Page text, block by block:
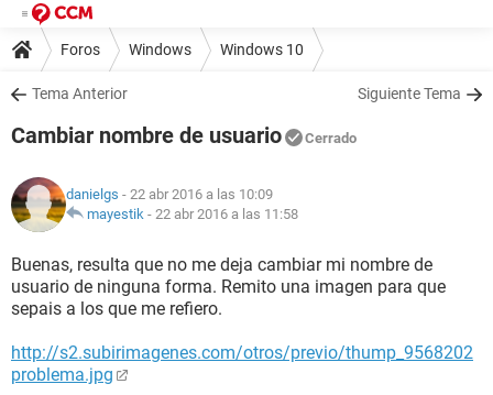
Foros Windows Windows 10
Tema Anterior Siguiente Tema
Cambiar nombre de usuario Cerrado
danielgs - 22 abr 2016 a las 10:09
mayestik - 22 abr 2016 a las 11:58
Buenas, resulta que no me deja cambiar mi nombre de
usuario de ninguna forma. Remito una imagen para que
sepais a los que me refiero.
http://s2.subirimagenes.com/otros/previo/thump_9568202
problema.jpg